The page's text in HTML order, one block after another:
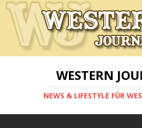
WESTERN
NEWS & LIFESTYLE FÜR